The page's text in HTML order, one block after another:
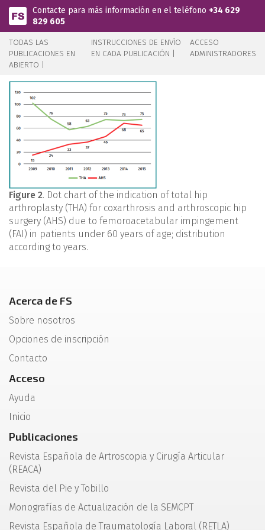
Pasar al contenido principal
Contacte para más información en el teléfono +34 629
829 605
TODAS LAS
PUBLICACIONES EN
ABIERTO |
INSTRUCCIONES DE ENVÍO
EN CADA PUBLICACIÓN |
ACCESO
ADMINISTRADORES
Figure 2. Dot chart of the indication of total hip
arthroplasty (THA) for coxarthrosis and arthroscopic hip
surgery (AHS) due to femoroacetabular impingement
(FAI) in patients under 60 years of age; distribution
according to years.
Acerca de FS
Sobre nosotros
Opciones de inscripción
Contacto
Acceso
Ayuda
Inicio
Publicaciones
Revista Española de Artroscopia y Cirugía Articular
(REACA)
Revista del Pie y Tobillo
Monografías de Actualización de la SEMCPT
Revista Española de Traumatología Laboral (RETLA)